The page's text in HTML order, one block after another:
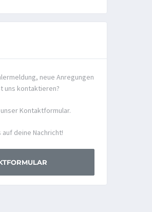
neue Anregungen
uns kontaktieren?
Kontaktformular.
auf deine Nachricht!